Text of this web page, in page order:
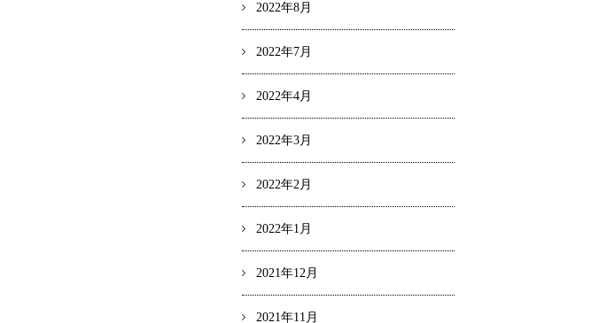
2022年8月
2022年7月
2022年4月
2022年3月
2022年2月
2022年1月
2021年12月
2021年11月